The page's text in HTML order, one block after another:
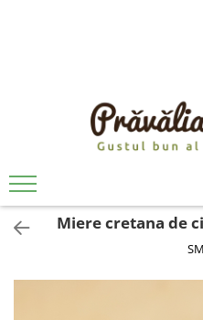
ULEIURI ȘI UNTURI
MĂSLINE
NUCI ȘI SEMINȚE
FRUCTE DESHIDRATATE
ÎNDULCITORI NATURALI /
Miere cretana de